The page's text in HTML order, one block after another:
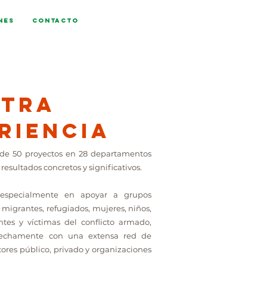
Contacto
50 proyectos en 28 departamentos
concretos y significativos.
en apoyar a grupos
refugiados, mujeres, niños,
y víctimas del conflicto armado,
con una extensa red de
público, privado y organizaciones